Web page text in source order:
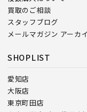
買取のご相談
スタッフブログ
メールマガジン アーカ
SHOPLIST
愛知店
大阪店
東京町田店